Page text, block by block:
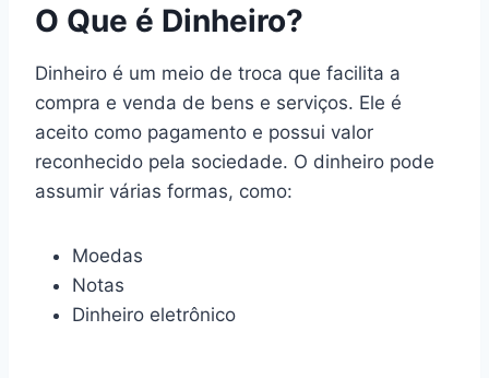
O Que é Dinheiro?
Dinheiro é um meio de troca que facilita a
compra e venda de bens e serviços. Ele é
aceito como pagamento e possui valor
reconhecido pela sociedade. O dinheiro pode
assumir várias formas, como:
Moedas
Notas
Dinheiro eletrônico